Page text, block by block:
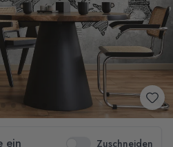
ein Zuschneiden